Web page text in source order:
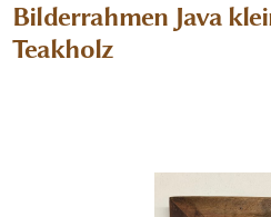
Bilderrahmen Java
Teakholz